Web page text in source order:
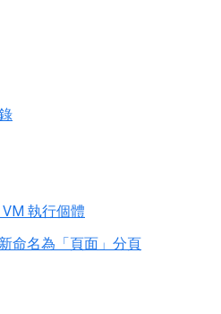
執行個體
命名為「頁面」分頁